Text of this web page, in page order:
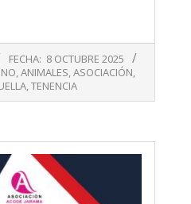
FECHA: 8 OCTUBRE 2025
,ANIMALES,ASOCIACIÓN,
,TENENCIA